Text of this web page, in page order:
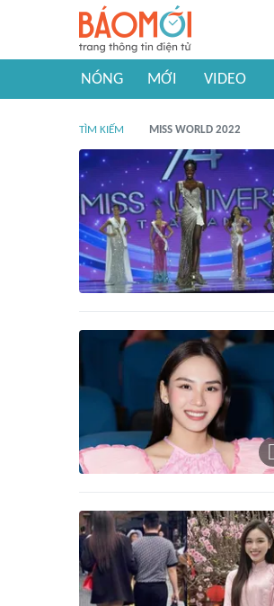
NÓNG MỚI VIDEO
TÌM KIẾM MISS WORLD 2022